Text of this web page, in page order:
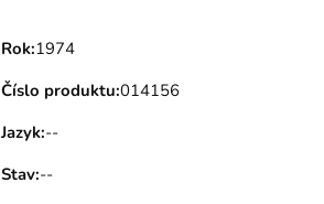
Rok:1974
Číslo produktu:014156
Jazyk:--
Stav:--